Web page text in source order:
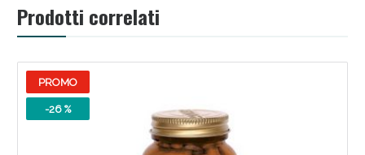
Prodotti correlati
PROMO
-26 %